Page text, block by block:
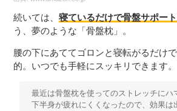
続いては、寝ているだけで骨盤サポー
う、夢のような「骨盤枕」。
腰の下にあててゴロンと寝転がるだけ
的。いつでも手軽にスッキリできます。
最近は骨盤枕を使ってのストレッチにハ
下半身が疲れにくくなったので、効果は